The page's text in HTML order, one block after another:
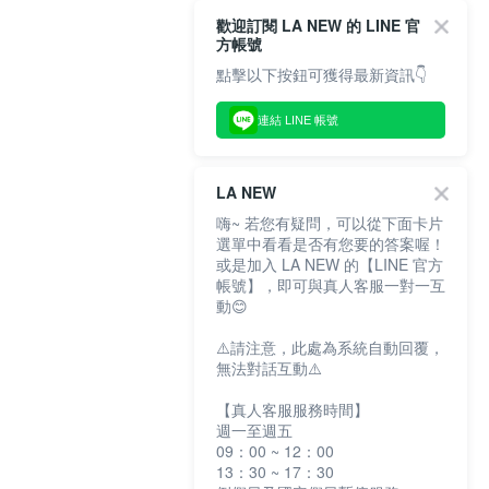
歡迎訂閱 LA NEW 的 LINE 官
方帳號
點擊以下按鈕可獲得最新資訊👇
連結 LINE 帳號
LA NEW
嗨~ 若您有疑問，可以從下面卡片
選單中看看是否有您要的答案喔！
或是加入 LA NEW 的【LINE 官方
帳號】，即可與真人客服一對一互
動😊
⚠️請注意，此處為系統自動回覆，
無法對話互動⚠️
【真人客服服務時間】
週一至週五
09：00 ~ 12：00
13：30 ~ 17：30